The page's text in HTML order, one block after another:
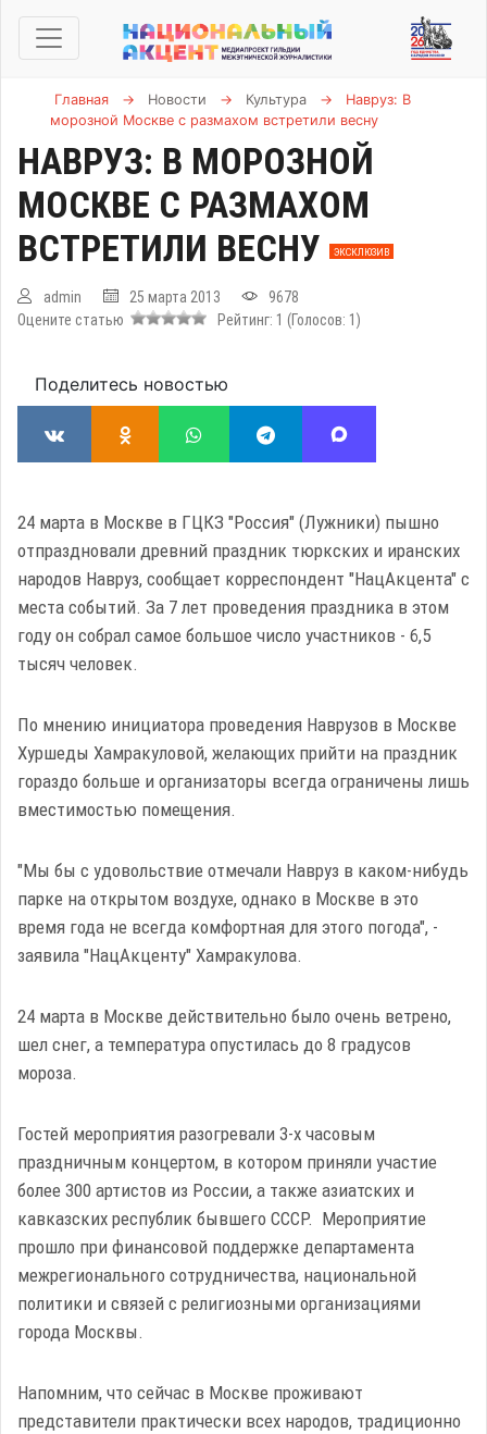
Главная → Новости → Культура →
Навруз: В
морозной Москве с размахом встретили весну
НАВРУЗ: В МОРОЗНОЙ
МОСКВЕ С РАЗМАХОМ
ВСТРЕТИЛИ ВЕСНУ
ЭКСКЛЮЗИВ
admin 25 марта 2013
9678
Оцените статью
Рейтинг: 1 (Голосов: 1 )
Поделитесь новостью
24 марта в Москве в ГЦКЗ "Россия" (Лужники) пышно
отпраздновали древний праздник тюркских и иранских
народов Навруз, сообщает корреспондент "НацАкцента" с
места событий. За 7 лет проведения праздника в этом
году он собрал самое большое число участников - 6,5
тысяч человек.
По мнению инициатора проведения Наврузов в Москве
Хуршеды Хамракуловой, желающих прийти на праздник
гораздо больше и организаторы всегда ограничены лишь
вместимостью помещения.
"Мы бы с удовольствие отмечали Навруз в каком-нибудь
парке на открытом воздухе, однако в Москве в это
время года не всегда комфортная для этого погода", -
заявила "НацАкценту" Хамракулова.
24 марта в Москве действительно было очень ветрено,
шел снег, а температура опустилась до 8 градусов
мороза.
Гостей мероприятия разогревали 3-х часовым
праздничным концертом, в котором приняли участие
более 300 артистов из России, а также азиатских и
кавказских республик бывшего СССР. Мероприятие
прошло при финансовой поддержке департамента
межрегионального сотрудничества, национальной
политики и связей с религиозными организациями
города Москвы.
Напомним, что сейчас в Москве проживают
представители практически всех народов, традиционно